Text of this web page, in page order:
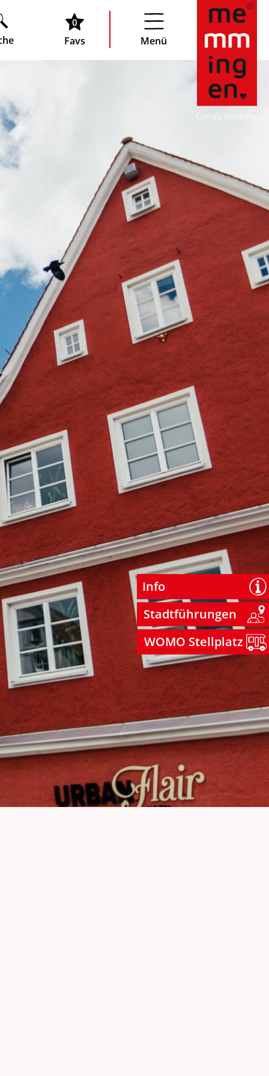
Menü
0
Favs
Info
Stadtführungen
WOMO Stellplatz